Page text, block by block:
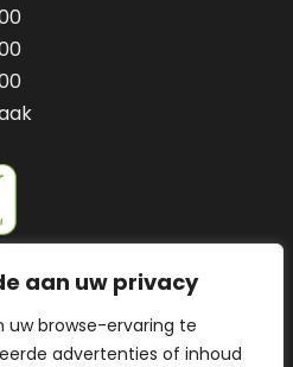
aan uw privacy
uw browse-ervaring te
advertenties of inhoud